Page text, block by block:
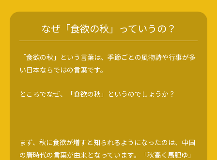
なぜ「食欲の秋」っていうの？
「食欲の秋」という言葉は、季節ごとの風物詩や行事が多
い日本ならではの言葉です。
ところでなぜ、「食欲の秋」というのでしょうか？
まず、秋に食欲が増すと知られるようになったのは、中国
の唐時代の言葉が由来となっています。「秋高く馬肥ゆ」